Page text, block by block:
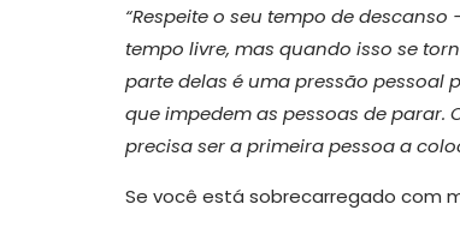
“Respeite o seu tempo de
tempo livre, mas quando isso se
parte delas é uma pressão pessoal
que impedem as pessoas de parar.
precisa ser a primeira pessoa a
Se você está sobrecarregado com